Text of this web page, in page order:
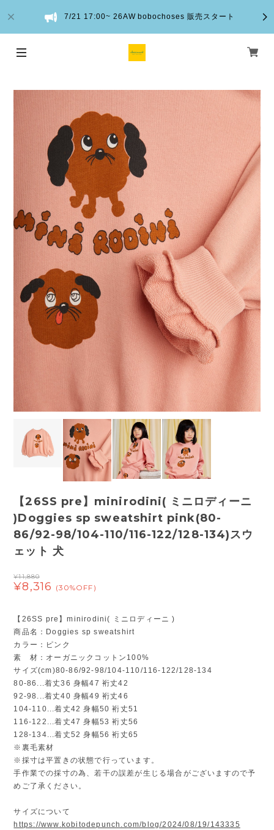
7/21 17:00~ 26AW bobochoses 販売スタート
【26SS pre】minirodini( ミニロディーニ
)Doggies sp sweatshirt pink(80-
86/92-98/104-110/116-122/128-134)スウ
ェット 犬
¥11,880
¥8,316 (30%OFF)
【26SS pre】minirodini( ミニロディーニ )
商品名：Doggies sp sweatshirt
カラー：ピンク
素 材：オーガニックコットン100%
サイズ(cm)80-86/92-98/104-110/116-122/128-134
80-86...着丈36 身幅47 裄丈42
92-98...着丈40 身幅49 裄丈46
104-110...着丈42 身幅50 裄丈51
116-122...着丈47 身幅53 裄丈56
128-134...着丈52 身幅56 裄丈65
※裏毛素材
※採寸は平置きの状態で行っています。
手作業での採寸の為、若干の誤差が生じる場合がございますので予
めご了承ください。
サイズについて
https://www.kobitodepunch.com/blog/2024/08/19/143335